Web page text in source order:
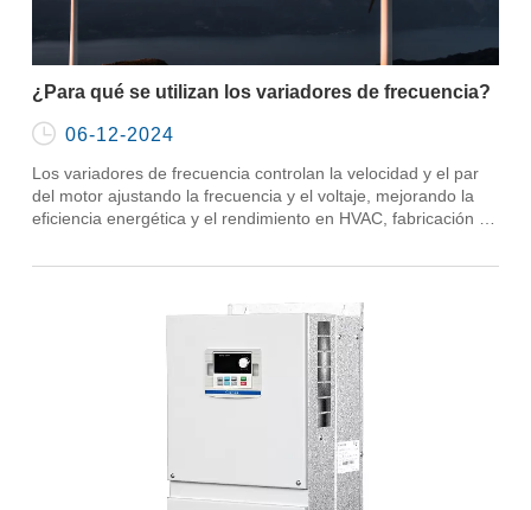
¿Para qué se utilizan los variadores de frecuencia?
 06-12-2024
Los variadores de frecuencia controlan la velocidad y el par
del motor ajustando la frecuencia y el voltaje, mejorando la
eficiencia energética y el rendimiento en HVAC, fabricación y